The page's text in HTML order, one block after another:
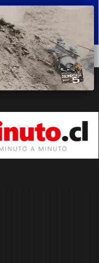
POLÍTICA